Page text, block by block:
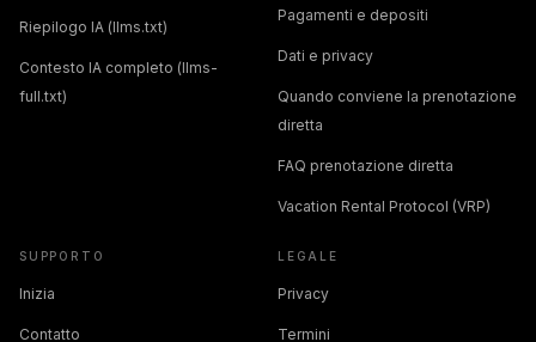
Riepilogo IA (llms.txt)
Contesto IA completo (llms-
full.txt)
Pagamenti e depositi
Dati e privacy
Quando conviene la prenotazione
diretta
FAQ prenotazione diretta
Vacation Rental Protocol (VRP)
SUPPORTO
Inizia
Contatto
LEGALE
Privacy
Termini